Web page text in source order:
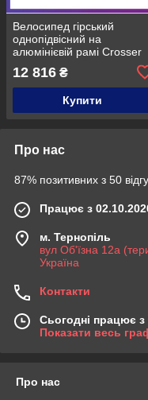
Велосипед гірський
однопідвісний на
алюмінієвій рамі Crosser
Tourney Фіолетовий
12 816 ₴
Купити
Про нас
87% позитивних з 50
Працює з
м. Тернопіль
вул Об'їзна 12а
Україна
Контакти
Сьогодні працює
Показати весь
Про нас